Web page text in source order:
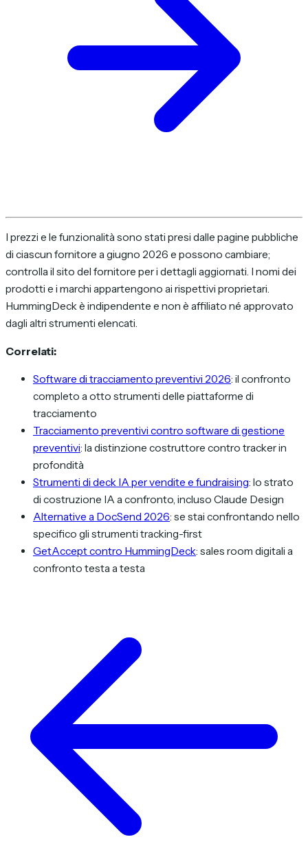
I prezzi e le funzionalità sono stati presi dalle pagine pubbliche
di ciascun fornitore a giugno 2026 e possono cambiare;
controlla il sito del fornitore per i dettagli aggiornati. I nomi dei
prodotti e i marchi appartengono ai rispettivi proprietari.
HummingDeck è indipendente e non è affiliato né approvato
dagli altri strumenti elencati.
Correlati:
Software di tracciamento preventivi 2026: il confronto
completo a otto strumenti delle piattaforme di
tracciamento
Tracciamento preventivi contro software di gestione
preventivi: la distinzione costruttore contro tracker in
profondità
Strumenti di deck IA per vendite e fundraising: lo strato
di costruzione IA a confronto, incluso Claude Design
Alternative a DocSend 2026: se stai confrontando nello
specifico gli strumenti tracking-first
GetAccept contro HummingDeck: sales room digitali a
confronto testa a testa